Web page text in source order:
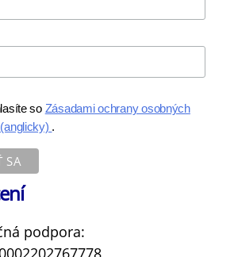
so Zásadami ochrany osobných
.
podpora: